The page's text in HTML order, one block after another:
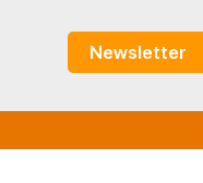
Newsletter